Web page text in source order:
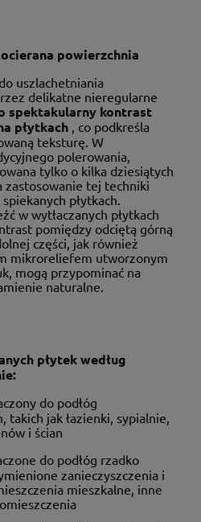
powierzchnia
uszlachetniania
delikatne nieregularne
spektakularny kontrast
płytkach , co podkreśla
teksturę. W
polerowania,
tylko o kilka dziesiątych
tej techniki
płytkach.
w wytłaczanych płytkach
pomiędzy odciętą górną
części, jak również
mikroreliefem utworzonym
mogą przypominać na
naturalne.
płytek według
do podłóg
takich jak łazienki, sypialnie,
i ścian
do podłóg rzadko
zanieczyszczenia i
mieszkalne, inne